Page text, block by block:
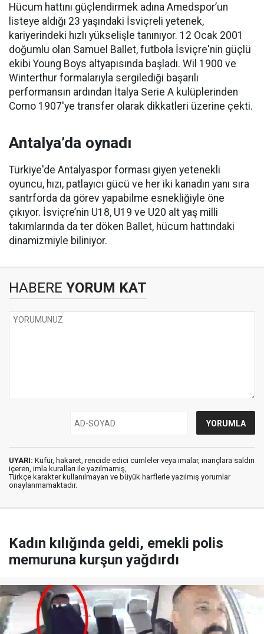
Hücum hattını güçlendirmek adına Amedspor’un
listeye aldığı 23 yaşındaki İsviçreli yetenek,
kariyerindeki hızlı yükselişle tanınıyor. 12 Ocak 2001
doğumlu olan Samuel Ballet, futbola İsviçre'nin güçlü
ekibi Young Boys altyapısında başladı. Wil 1900 ve
Winterthur formalarıyla sergilediği başarılı
performansın ardından İtalya Serie A kulüplerinden
Como 1907'ye transfer olarak dikkatleri üzerine çekti.
Antalya’da oynadı
Türkiye'de Antalyaspor forması giyen yetenekli
oyuncu, hızı, patlayıcı gücü ve her iki kanadın yanı sıra
santrforda da görev yapabilme esnekliğiyle öne
çıkıyor. İsviçre’nin U18, U19 ve U20 alt yaş milli
takımlarında da ter döken Ballet, hücum hattındaki
dinamizmiyle biliniyor.
HABERE YORUM KAT
UYARI: Küfür, hakaret, rencide edici cümleler veya imalar, inançlara saldırı
içeren, imla kuralları ile yazılmamış,
Türkçe karakter kullanılmayan ve büyük harflerle yazılmış yorumlar
onaylanmamaktadır.
Kadın kılığında geldi, emekli polis
memuruna kurşun yağdırdı